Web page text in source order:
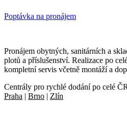
Poptávka na pronájem
Pronájem obytných, sanitárních a
plotů a příslušenství. Realizace po
kompletní servis včetně montáží a
Centrály pro rychlé dodání po celé
Praha | Brno | Zlín